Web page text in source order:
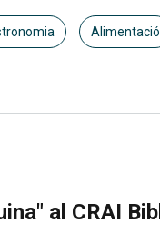
Alimentació
al CRAI